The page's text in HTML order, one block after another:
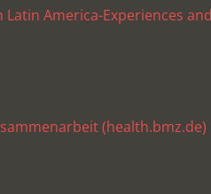
America-Experiences
(health.bmz.de)